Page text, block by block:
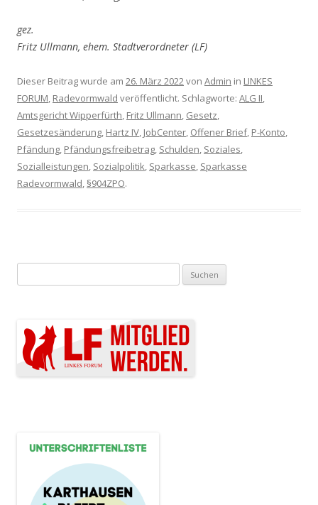
gez.
Fritz Ullmann, ehem. Stadtverordneter (LF)
Dieser Beitrag wurde am 26. März 2022von Admin in LINKES
FORUM, Radevormwald veröffentlicht. Schlagworte: ALG II,
Amtsgericht Wipperfürth, Fritz Ullmann, Gesetz,
Gesetzesänderung, Hartz IV, JobCenter, Offener Brief, P-Konto,
Pfändung, Pfändungsfreibetrag, Schulden, Soziales,
Sozialleistungen, Sozialpolitik, Sparkasse, Sparkasse
Radevormwald, §904ZPO.